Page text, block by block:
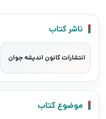
ناشر کتاب
انتشارات کانون اندیشه جوان
موضوع کتاب